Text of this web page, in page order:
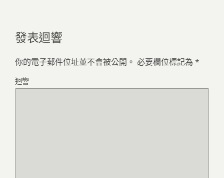
發表迴響
你的電子郵件位址並不會被公開。 必要欄位標記為 *
迴響